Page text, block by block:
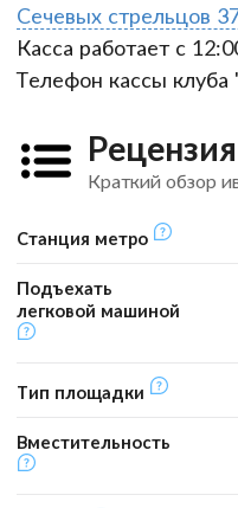
Сечевых стрельцов
Касса работает с
Телефон кассы клуба
Рецензия
Краткий обзор
Станция метро
Подъехать
легковой машиной
Тип площадки
Вместительность